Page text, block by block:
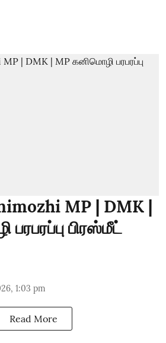
MP | DMK |
பிரஸ்மீட்
1:03 pm
Read More